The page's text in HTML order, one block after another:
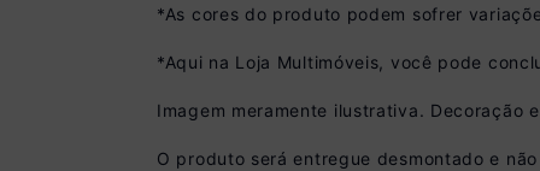
Pix
R$ 539,99 à vista
(10% de desconto)
Você economiza
*As cores do produto podem sofrer
*Aqui na Loja Multimóveis, você pode
Imagem meramente ilustrativa. Decoração
O produto será entregue desmontado e